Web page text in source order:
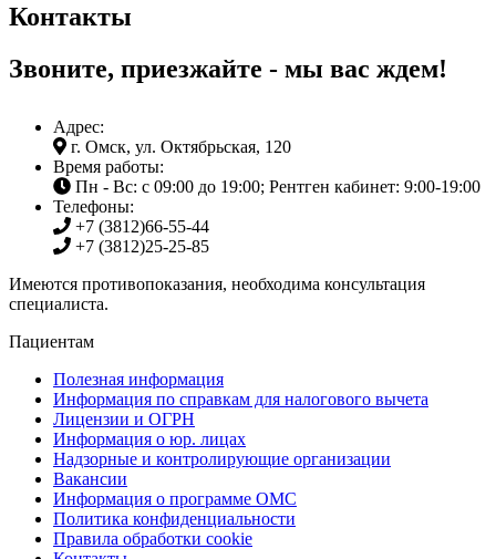
Контакты
Звоните, приезжайте - мы вас ждем!
Адрес:
г. Омск, ул. Октябрьская, 120
Время работы:
Пн - Вс: с 09:00 до 19:00; Рентген кабинет: 9:00-19:00
Телефоны:
+7 (3812)66-55-44
+7 (3812)25-25-85
Имеются противопоказания, необходима консультация
специалиста.
Пациентам
Полезная информация
Информация по справкам для налогового вычета
Лицензии и ОГРН
Информация о юр. лицах
Надзорные и контролирующие организации
Вакансии
Информация о программе ОМС
Политика конфиденциальности
Правила обработки cookie